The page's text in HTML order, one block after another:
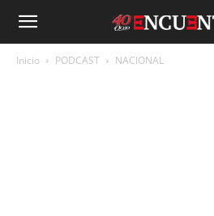
Inicio PODCAST NACIONAL